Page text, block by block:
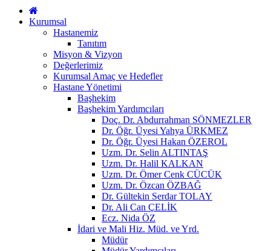
Kurumsal
Hastanemiz
Tanıtım
Misyon & Vizyon
Değerlerimiz
Kurumsal Amaç ve Hedefler
Hastane Yönetimi
Başhekim
Başhekim Yardımcıları
Doç. Dr. Abdurrahman SÖNMEZLER
Dr. Öğr. Üyesi Yahya ÜRKMEZ
Dr. Öğr. Üyesi Hakan ÖZEROL
Uzm. Dr. Selin ALTINTAŞ
Uzm. Dr. Halil KALKAN
Uzm. Dr. Ömer Cenk CÜCÜK
Uzm. Dr. Özcan ÖZBAĞ
Dr. Gültekin Serdar TOLAY
Dr. Ali Can ÇELİK
Ecz. Nida ÖZ
İdari ve Mali Hiz. Müd. ve Yrd.
Müdür